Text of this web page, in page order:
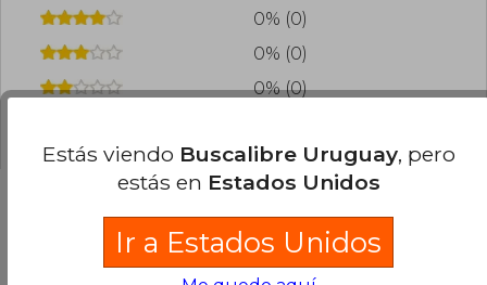
0% (0)
0% (0)
0% (0)
Preguntas frecuentes sobre el libro
Estás viendo Buscalibre Uruguay, pero
estás en Estados Unidos
Ir a Estados Unidos